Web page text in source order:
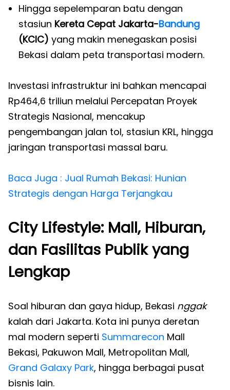
Hingga sepelemparan batu dengan
stasiun Kereta Cepat Jakarta-Bandung
(KCIC) yang makin menegaskan posisi
Bekasi dalam peta transportasi modern.
Investasi infrastruktur ini bahkan mencapai
Rp464,6 triliun melalui Percepatan Proyek
Strategis Nasional, mencakup
pengembangan jalan tol, stasiun KRL, hingga
jaringan transportasi massal baru.
Baca Juga : Jual Rumah Bekasi: Hunian
Strategis dengan Harga Terjangkau
City Lifestyle: Mall, Hiburan,
dan Fasilitas Publik yang
Lengkap
Soal hiburan dan gaya hidup, Bekasi nggak
kalah dari Jakarta. Kota ini punya deretan
mal modern seperti Summarecon Mall
Bekasi, Pakuwon Mall, Metropolitan Mall,
Grand Galaxy Park, hingga berbagai pusat
bisnis lain.